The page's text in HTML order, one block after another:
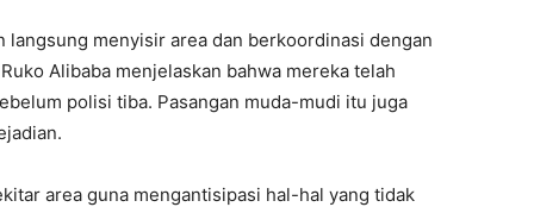
menyisir area dan berkoordinasi dengan
Alibaba menjelaskan bahwa mereka telah
polisi tiba. Pasangan muda-mudi itu juga
area guna mengantisipasi hal-hal yang tidak